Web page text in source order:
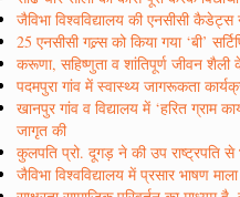
जैविभा विश्वविद्यालय की एनसीसी
25 एनसीसी गल्र्स को किया गया ‘बी’
करूणा, सहिष्णुता व शांतिपूर्ण जीवन शैली
पदमपुरा गांव में स्वास्थ्य जागरूकता
खानपुर गांव व विद्यालय में ‘हरित ग्राम
जागृत की
कुलपति प्रो. दूगड़ ने की उप राष्ट्रपति
जैविभा विश्वविद्यालय में प्रसार भाषण